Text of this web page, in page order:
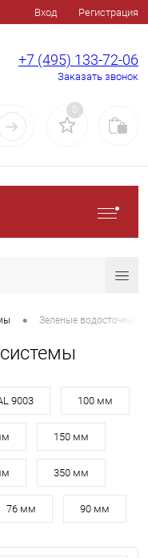
Вход Регистрация
+7 (495) 133-72-06
Заказать звонок
0
• Зеленые водосточные
9003 100 мм
150 мм
350 мм
76 мм 90 мм